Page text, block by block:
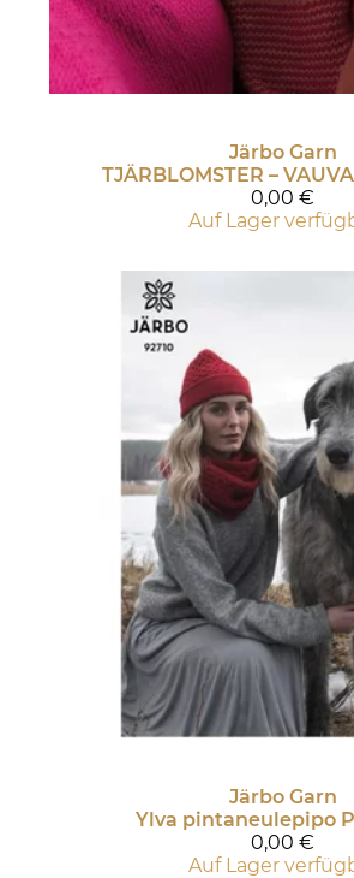
Järbo Garn
TJÄRBLOMSTER –
0,00 €
Auf Lager
Järbo Garn
Ylva pintaneulepipo
0,00 €
Auf Lager